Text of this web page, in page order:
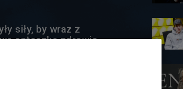
siły, by wraz z
apteczkę zdrowia
tytułów, a
apteczka
10 tytułów, które